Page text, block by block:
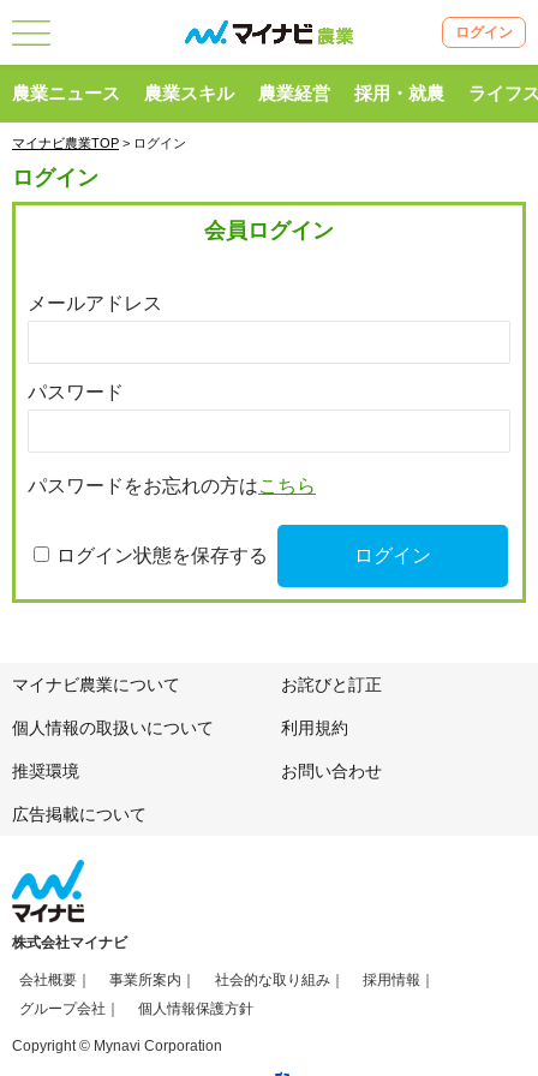
ログイン
農業ニュース 農業スキル 農業経営 採用・就農 ライフ
マイナビ農業TOP > ログイン
ログイン
会員ログイン
メールアドレス
パスワード
パスワードをお忘れの方はこちら
ログイン状態を保存する
マイナビ農業について お詫びと訂正
個人情報の取扱いについて 利用規約
推奨環境 お問い合わせ
広告掲載について
株式会社マイナビ
会社概要 事業所案内 社会的な取り組み
採用情報
グループ会社
個人情報保護方針
Copyright © Mynavi Corporation